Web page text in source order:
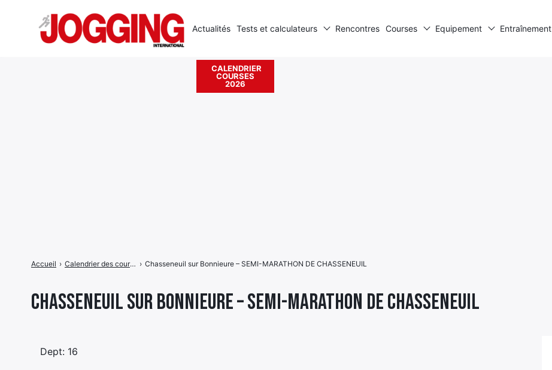
Chasseneuil sur Bonnieure – SEMI-MARATHON DE CHASSENEUIL
Accueil › Calendrier des courses › Chasseneuil sur Bonnieure – SEMI-MARATHON DE CHASSENEUIL
Dept: 16
Actualités Tests et calculateurs Rencontres Courses Equipement Entraînement
CALENDRIER
COURSES
2026
Rechercher